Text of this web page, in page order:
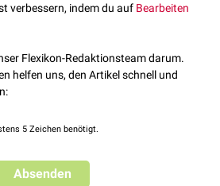
verbessern, indem du auf Bearbeiten
Flexikon-Redaktionsteam darum.
helfen uns, den Artikel schnell und
5 Zeichen benötigt.
Absenden